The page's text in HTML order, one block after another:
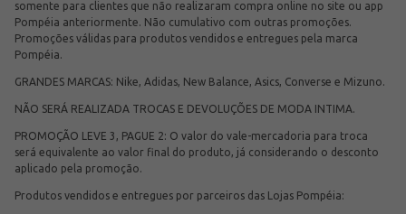
somente para clientes que não realizaram compra online no site ou app
Pompéia anteriormente. Não cumulativo com outras promoções.
Promoções válidas para produtos vendidos e entregues pela marca
Pompéia.
GRANDES MARCAS: Nike, Adidas, New Balance, Asics, Converse e Mizuno.
NÃO SERÁ REALIZADA TROCAS E DEVOLUÇÕES DE MODA INTIMA.
PROMOÇÃO LEVE 3, PAGUE 2: O valor do vale-mercadoria para troca
será equivalente ao valor final do produto, já considerando o desconto
aplicado pela promoção.
Produtos vendidos e entregues por parceiros das Lojas Pompéia: